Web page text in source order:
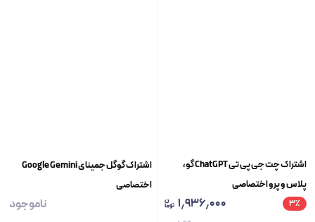
اشتراک چت جی پی تی ChatGPT گو،
پلاس و پرو اختصاصی
۳٪ ۱٫۹۳۶٫۰۰۰
اشتراک گوگل جمینای Google Gemini
اختصاصی
ناموجود